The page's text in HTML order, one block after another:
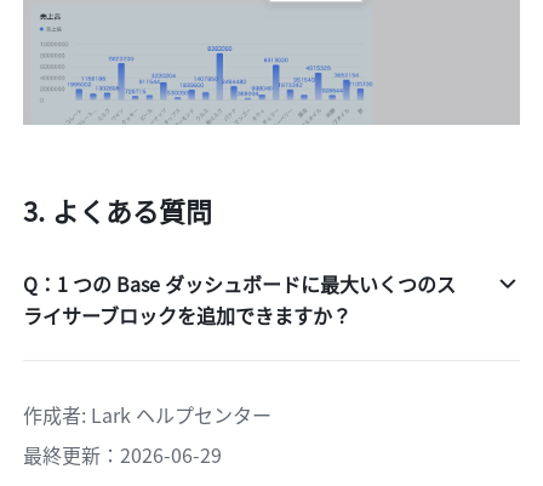
よくある質問
Q：1 つの Base ダッシュボードに最大いくつのス
ライサーブロックを追加できますか？
作成者: Lark ヘルプセンター
最終更新：2026-06-29